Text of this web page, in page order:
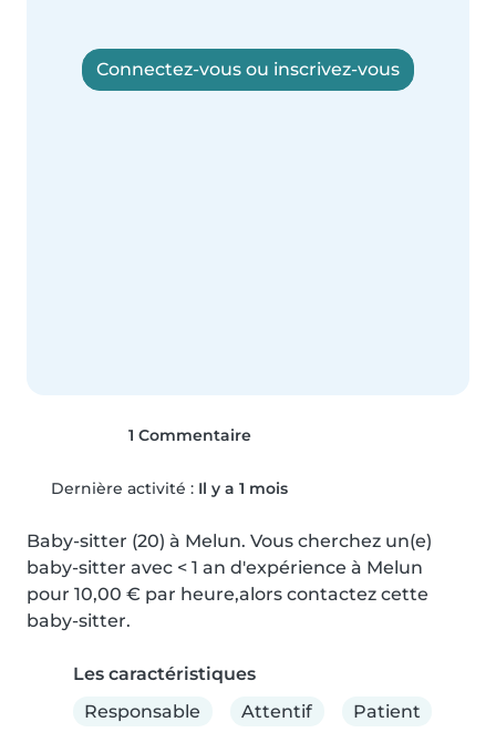
Connectez-vous ou inscrivez-vous
1 Commentaire
Dernière activité : Il y a 1 mois
Baby-sitter (20) à Melun. Vous cherchez un(e)
baby-sitter avec < 1 an d'expérience à Melun
pour 10,00 € par heure,alors contactez cette
baby-sitter.
Les caractéristiques
Responsable
Attentif Patient